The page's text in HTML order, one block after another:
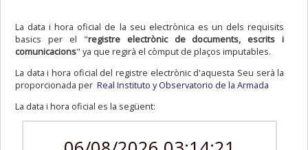
La data i hora oficial de la seu electrònica es un dels requisits
basics per el "registre electrònic de documents, escrits i
comunicacions" ya que regirà el còmput de plaços imputables.
La data i hora oficial del registre electrònic d'aquesta Seu serà la
proporcionada per Real Instituto y Observatorio de la Armada
La data i hora oficial es la següent: